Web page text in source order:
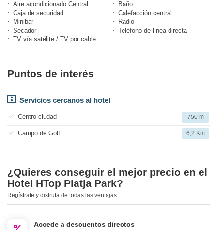
Aire acondicionado Central
Baño
Caja de seguridad
Calefacción central
Minibar
Radio
Secador
Teléfono de línea directa
TV vía satélite / TV por cable
Puntos de interés
Servicios cercanos al hotel
Centro ciudad 750 m
Campo de Golf 6,2 Km
¿Quieres conseguir el mejor precio en el
Hotel HTop Platja Park?
Regístrate y disfruta de todas las ventajas
Accede a descuentos directos